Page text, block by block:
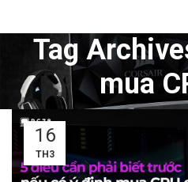
Tag
mua
16
TH3